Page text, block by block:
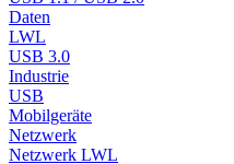
Daten
LWL
USB 3.0
Industrie
USB
Mobilgeräte
Netzwerk
Netzwerk LWL